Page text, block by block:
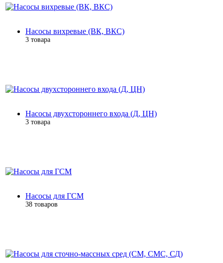
Насосы вихревые (ВК, ВКС)
3 товара
Насосы двухстороннего входа (Д, ЦН)
3 товара
Насосы для ГСМ
38 товаров